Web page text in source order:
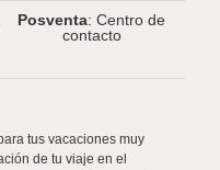
Posventa: Centro de
contacto
tus vacaciones muy
de tu viaje en el